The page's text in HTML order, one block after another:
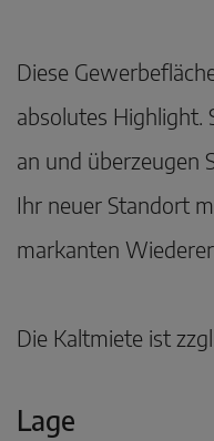
Diese
absolutes Highlight.
an und überzeugen
Ihr neuer Standort
markanten
Die Kaltmiete ist
Lage